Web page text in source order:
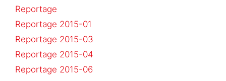
Reportage
Reportage 2015-01
Reportage 2015-03
Reportage 2015-04
Reportage 2015-06